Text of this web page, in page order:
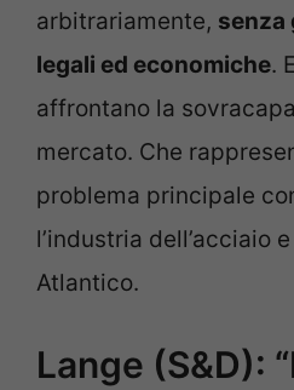
arbitrariamente, senza
legali ed economiche.
affrontano la
mercato. Che
problema principale
l’industria dell’acciaio
Atlantico.
Lange (S&D):